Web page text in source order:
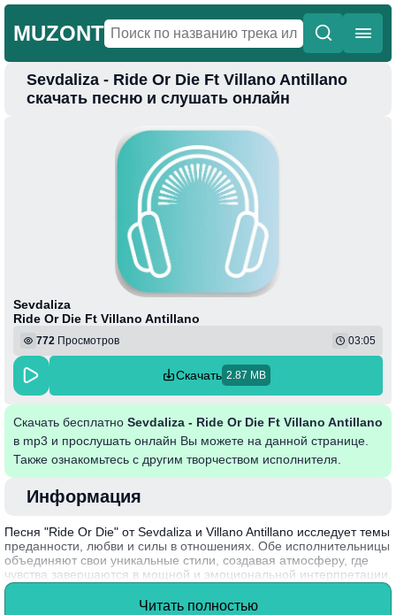
MUZONT
Главная
Sevdaliza - Ride Or Die Ft Villano Antillano
скачать песню и слушать онлайн
Sevdaliza
Ride Or Die Ft Villano Antillano
772 Просмотров 03:05
Скачать 2.87 MB
Скачать бесплатно Sevdaliza - Ride Or Die Ft Villano Antillano
в mp3 и прослушать онлайн Вы можете на данной странице.
Также ознакомьтесь с другим творчеством исполнителя.
Информация
Песня "Ride Or Die" от Sevdaliza и Villano Antillano исследует темы
преданности, любви и силы в отношениях. Обе исполнительницы
объединяют свои уникальные стили, создавая атмосферу, где
чувства завершаются в мощной и эмоциональной интерпретации.
Лирика раскрывает внутренние конфликты и совместные
испытания, отражая сложную природу человеческих связей.
Читать полностью